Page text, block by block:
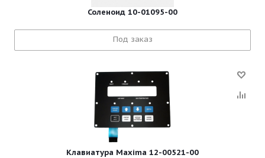
Соленоид 10-01095-00
Под заказ
Клавиатура Maxima 12-00521-00